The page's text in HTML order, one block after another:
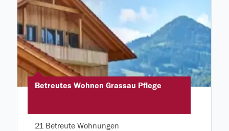
Betreutes Wohnen Grassau Pflege
21 Betreute Wohnungen